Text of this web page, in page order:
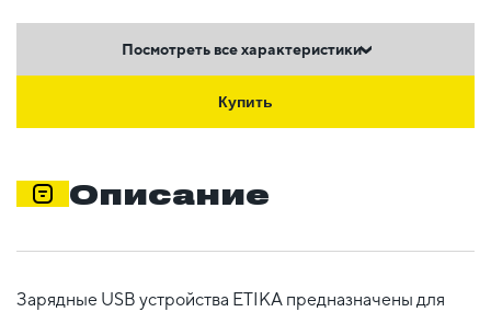
Посмотреть все характеристики
Купить
Описание
Зарядные USB устройства ETIKA предназначены для